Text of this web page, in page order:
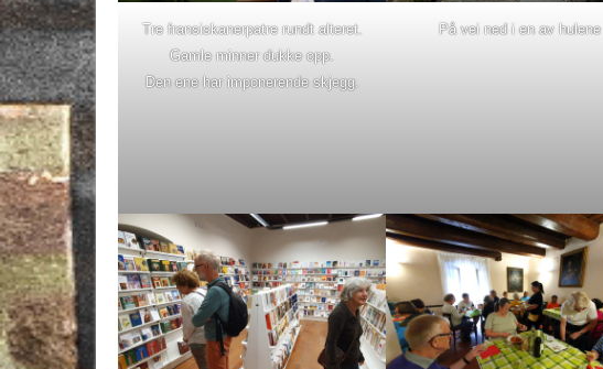
Tre fransiskanerpatre rundt alteret.
Gamle minner dukke opp.
Den ene har imponerende skjegg.
På vei ned i en av hulene